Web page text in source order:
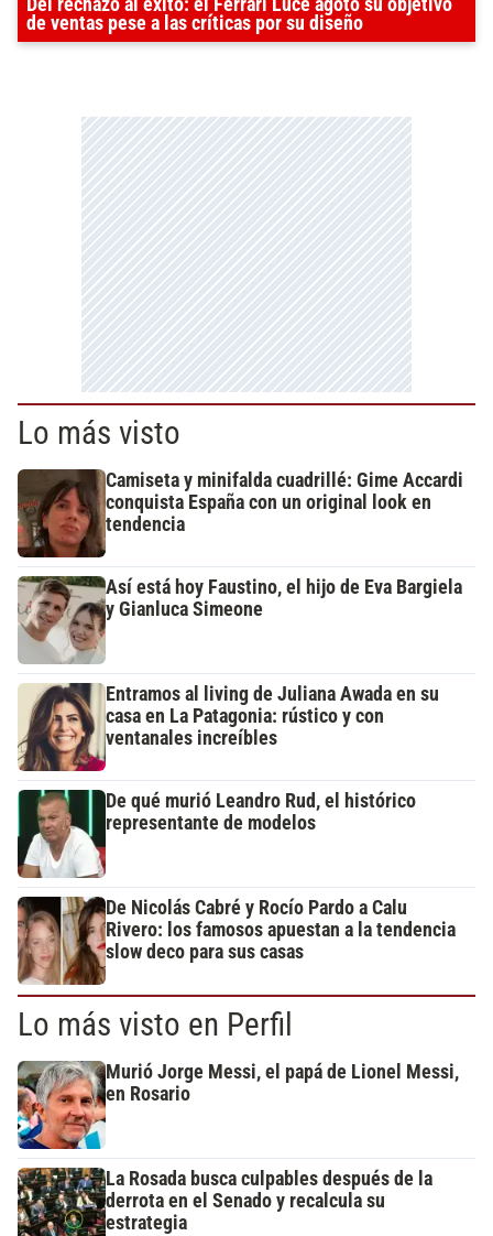
Del rechazo al éxito: el Ferrari Luce agotó su objetivo
de ventas pese a las críticas por su diseño
Lo más visto
Camiseta y minifalda cuadrillé: Gime Accardi
conquista España con un original look en
tendencia
Así está hoy Faustino, el hijo de Eva Bargiela
y Gianluca Simeone
Entramos al living de Juliana Awada en su
casa en La Patagonia: rústico y con
ventanales increíbles
De qué murió Leandro Rud, el histórico
representante de modelos
De Nicolás Cabré y Rocío Pardo a Calu
Rivero: los famosos apuestan a la tendencia
slow deco para sus casas
Lo más visto en Perfil
Murió Jorge Messi, el papá de Lionel Messi,
en Rosario
La Rosada busca culpables después de la
derrota en el Senado y recalcula su
estrategia